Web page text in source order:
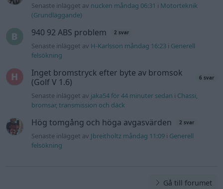
Senaste inlägget av nucken måndag 06:31 i Motorteknik
(Grundläggande)
940 92 ABS problem 2 svar
Senaste inlägget av H-Karlsson måndag 16:23 i Generell
felsökning
Inget bromstryck efter byte av bromsok
(Golf V 1.6)
6 svar
Senaste inlägget av jaka54 för 44 minuter sedan i Chassi,
bromsar, transmission och däck
Hög tomgång och höga avgasvärden 2 svar
Senaste inlägget av Jbreitholtz måndag 11:09 i Generell
felsökning
Gå till forumet